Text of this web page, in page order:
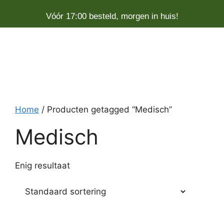
Vóór 17:00 besteld, morgen in huis!
Home / Producten getagged “Medisch”
Medisch
Enig resultaat